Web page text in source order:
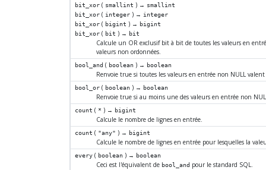
bit_xor ( smallint ) → smallint
bit_xor (integer ) →integer
bit_xor ( bigint ) → bigint
bit_xor ( bit ) → bit
Calcule un OR exclusif bit à bit de toutes les valeurs en
valeurs non ordonnées.
bool_and ( boolean ) → boolean
Renvoie true si toutes les valeurs en entrée non NULL
bool_or ( boolean ) → boolean
Renvoie true si au moins une des valeurs en entrée non
count ( * ) → bigint
Calcule le nombre de lignes en entrée.
count ( "any" ) → bigint
Calcule le nombre de lignes en entrée pour lesquelles la
every ( boolean ) → boolean
Ceci est l'équivalent de bool_and pour le standard SQL.